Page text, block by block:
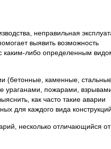
неправильная
выявить возможность
каким-либо определенным
(бетонные, каменные,
ураганами, пожарами, взрывами
как часто такие аварии
для каждого вида конструкций.
несколько отличающийся от